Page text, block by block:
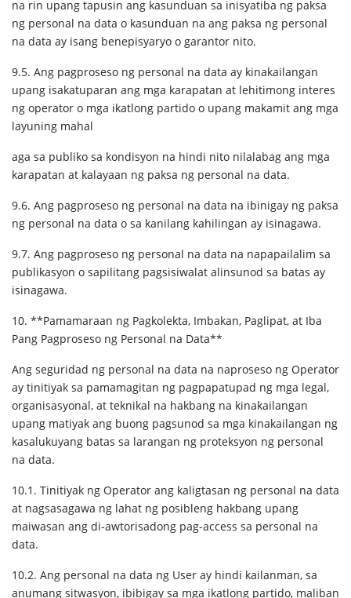
na rin upang tapusin ang kasunduan sa inisyatiba ng paksa
ng personal na data o kasunduan na ang paksa ng personal
na data ay isang benepisyaryo o garantor nito.
9.5. Ang pagproseso ng personal na data ay kinakailangan
upang isakatuparan ang mga karapatan at lehitimong interes
ng operator o mga ikatlong partido o upang makamit ang mga
layuning mahal
aga sa publiko sa kondisyon na hindi nito nilalabag ang mga
karapatan at kalayaan ng paksa ng personal na data.
9.6. Ang pagproseso ng personal na data na ibinigay ng paksa
ng personal na data o sa kanilang kahilingan ay isinagawa.
9.7. Ang pagproseso ng personal na data na napapailalim sa
publikasyon o sapilitang pagsisiwalat alinsunod sa batas ay
isinagawa.
10. **Pamamaraan ng Pagkolekta, Imbakan, Paglipat, at Iba
Pang Pagproseso ng Personal na Data**
Ang seguridad ng personal na data na naproseso ng Operator
ay tinitiyak sa pamamagitan ng pagpapatupad ng mga legal,
organisasyonal, at teknikal na hakbang na kinakailangan
upang matiyak ang buong pagsunod sa mga kinakailangan ng
kasalukuyang batas sa larangan ng proteksyon ng personal
na data.
10.1. Tinitiyak ng Operator ang kaligtasan ng personal na data
at nagsasagawa ng lahat ng posibleng hakbang upang
maiwasan ang di-awtorisadong pag-access sa personal na
data.
10.2. Ang personal na data ng User ay hindi kailanman, sa
anumang sitwasyon, ibibigay sa mga ikatlong partido, maliban